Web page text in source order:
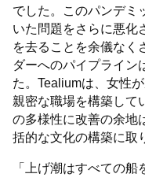
でした。このパンデミ
いた問題をさらに悪化
を去ることを余儀なく
ダーへのパイプライン
た。Tealiumは、女性
親密な職場を構築して
の多様性に改善の余地
括的な文化の構築に取
「上げ潮はすべての